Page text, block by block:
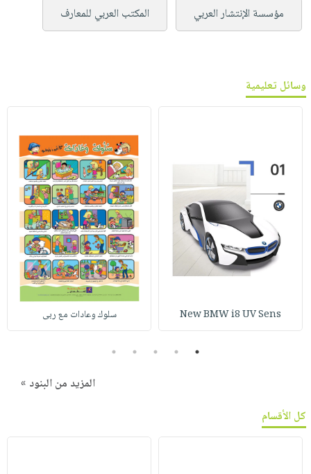
مؤسسة الإنتشار العربي المكتب العربي للمعارف
وسائل تعليمية
New BMW i8 UV Sens سلوك وعادات مع ربى
1
2
3
4
5
المزيد من البنود »
كل الأقسام